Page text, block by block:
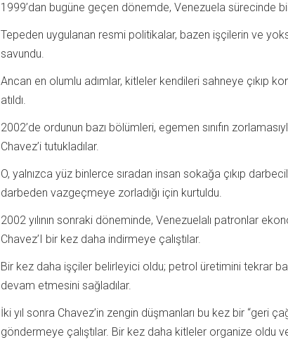
1999’dan bugüne geçen dönemde, Venezuela sürecinde
Tepeden uygulanan resmi politikalar, bazen işçilerin ve
savundu.
Ancan en olumlu adımlar, kitleler kendileri sahneye çıkıp
atıldı.
2002’de ordunun bazı bölümleri, egemen sınıfın
Chavez’i tutukladılar.
O, yalnızca yüz binlerce sıradan insan sokağa çıkıp
darbeden vazgeçmeye zorladığı için kurtuldu.
2002 yılının sonraki döneminde, Venezuelalı patronlar
Chavez’I bir kez daha indirmeye çalıştılar.
Bir kez daha işçiler belirleyici oldu; petrol üretimini tekrar
devam etmesini sağladılar.
İki yıl sonra Chavez’in zengin düşmanları bu kez bir “geri
göndermeye çalıştılar. Bir kez daha kitleler organize oldu